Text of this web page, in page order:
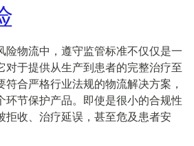
险物流中，遵守监管标准不仅仅是一
对于提供从生产到患者的完整治疗至
符合严格行业法规的物流解决方案，
环节保护产品。即使是很小的合规性
拒收、治疗延误，甚至危及患者安